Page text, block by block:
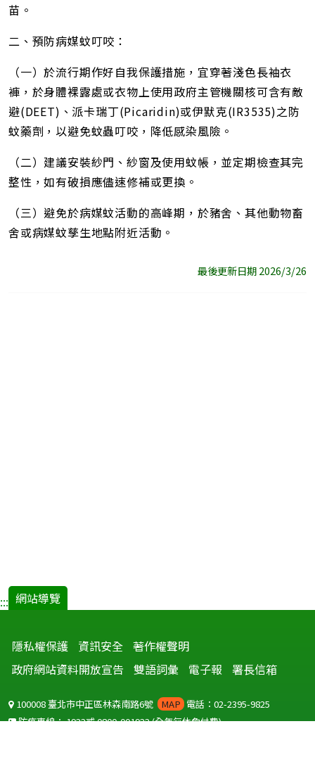
苗。
二、預防病媒蚊叮咬：
（一）於流行期作好自我保護措施，宜穿著淺色長袖衣
褲，於身體裸露處或衣物上使用政府主管機關核可含有敵
避(DEET)、派卡瑞丁(Picaridin)或伊默克(IR3535)之防
蚊藥劑，以避免蚊蟲叮咬，降低感染風險。
（二）建議安裝紗門、紗窗及使用蚊帳，並定期檢查其完
整性，如有破損應儘速修補或更換。
（三）避免於病媒蚊活動的高峰期，於豬舍、其他動物畜
舍或病媒蚊孳生地點附近活動。
最後更新日期 2026/3/26
::: 網站導覽
隱私權保護 資訊安全 著作權聲明
政府網站資料開放宣告
雙語詞彙 電子報 署長信箱
100008 臺北市中正區林森南路6號 MAP 電話：02-2395-9825
防疫專線：1922或0800-001922(全年無休免付費)